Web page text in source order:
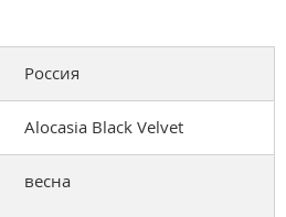
Россия
Alocasia Black Velvet
весна